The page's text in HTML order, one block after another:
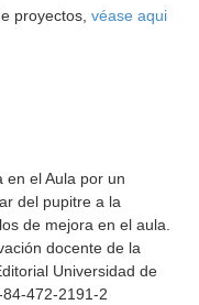
proyectos, véase aqui
en el Aula por un
del pupitre a la
de mejora en el aula.
docente de la
Universidad de
472-2191-2